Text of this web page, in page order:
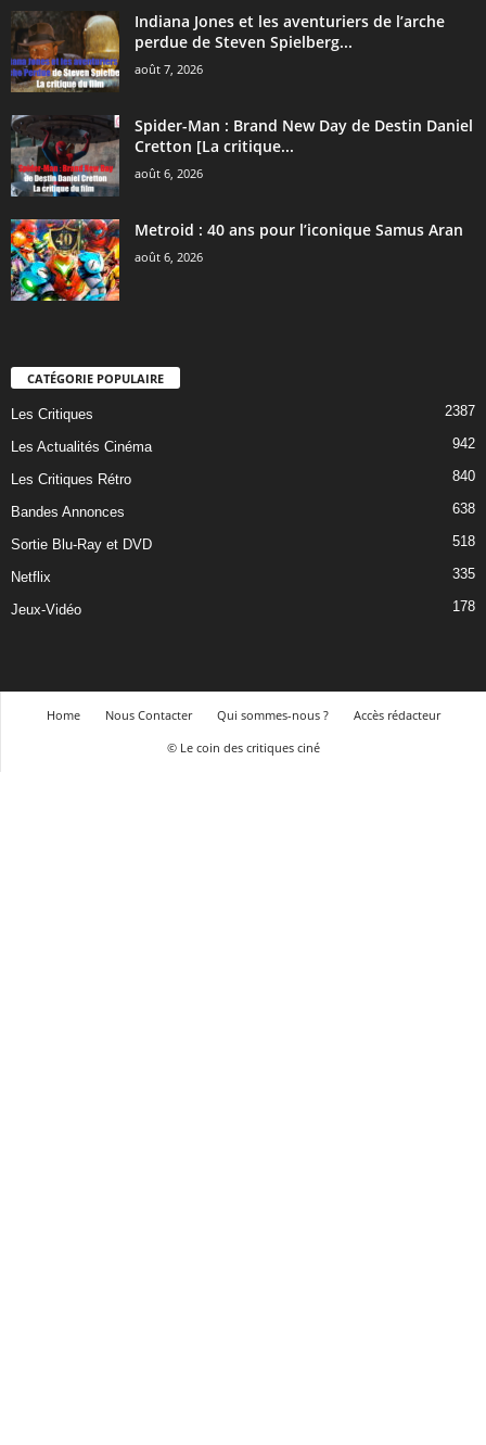
Indiana Jones et les aventuriers de l’arche
perdue de Steven Spielberg...
août 7, 2026
Spider-Man : Brand New Day de Destin Daniel
Cretton [La critique...
août 6, 2026
Metroid : 40 ans pour l’iconique Samus Aran
août 6, 2026
CATÉGORIE POPULAIRE
Les Critiques 2387
Les Actualités Cinéma 942
Les Critiques Rétro 840
Bandes Annonces 638
Sortie Blu-Ray et DVD 518
Netflix 335
Jeux-Vidéo 178
Home Nous Contacter Qui sommes-nous ?
Accès rédacteur
© Le coin des critiques ciné